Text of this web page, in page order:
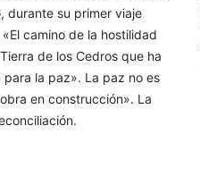
durante su primer viaje
camino de la hostilidad
de los Cedros que ha
la paz». La paz no es
en construcción». La